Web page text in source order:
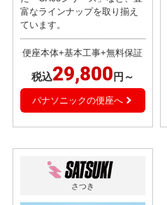
富なラインナップを取り揃え
ています。
便座本体+基本工事+無料保証
税込29,800 円～
パナソニックの便座へ
さつき